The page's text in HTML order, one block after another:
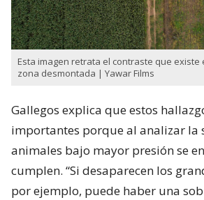
Esta imagen retrata el contraste que existe
zona desmontada | Yawar Films
Gallegos explica que estos
importantes porque al analizar la
animales bajo mayor presión se
cumplen. “Si desaparecen los
por ejemplo, puede haber una